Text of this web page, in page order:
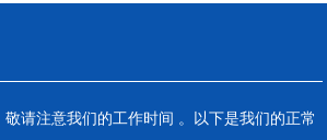
请注意我们的工作时间 。以下是我们的正常